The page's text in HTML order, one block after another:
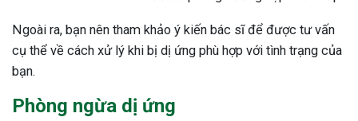
Ngoài ra, bạn nên tham khảo ý kiến bác sĩ để được tư vấn
cụ thể về cách xử lý khi bị dị ứng phù hợp với tình trạng của
bạn.
Phòng ngừa dị ứng